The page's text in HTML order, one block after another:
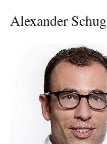
Alexander Schug